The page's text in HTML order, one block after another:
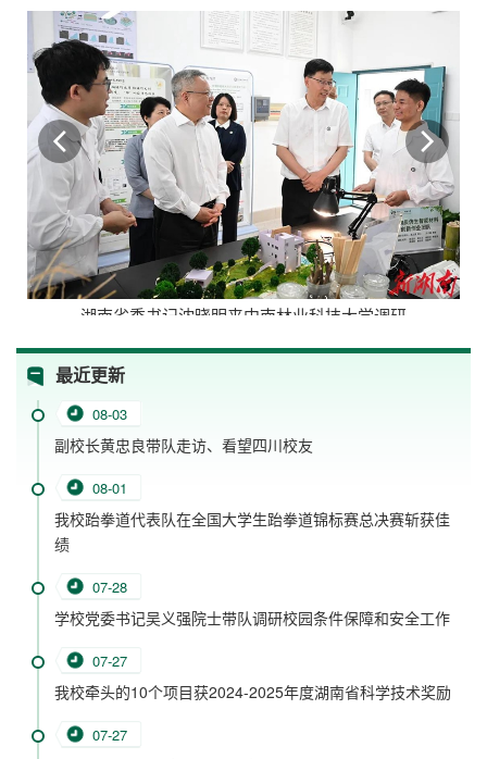
湖南省委书记沈晓明来中南林业科技大学调研
最近更新
08-03
副校长黄忠良带队走访、看望四川校友
08-01
我校跆拳道代表队在全国大学生跆拳道锦标赛总决赛斩获佳
绩
07-28
学校党委书记吴义强院士带队调研校园条件保障和安全工作
07-27
我校牵头的10个项目获2024-2025年度湖南省科学技术奖励
07-27